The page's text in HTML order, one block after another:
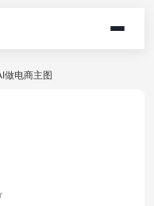
做电商主图